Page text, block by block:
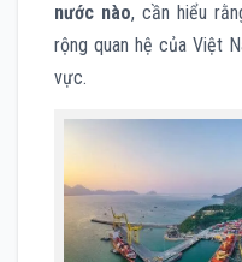
nước nào, cần hiểu
rộng quan hệ của Việt
vực.